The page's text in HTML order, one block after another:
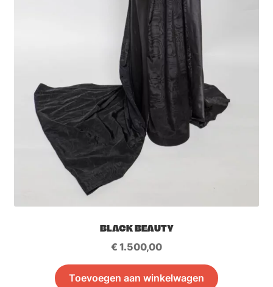
BLACK BEAUTY
€ 1.500,00
Toevoegen aan winkelwagen